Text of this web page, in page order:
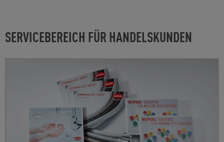
SERVICEBEREICH FÜR HANDELSKUNDEN